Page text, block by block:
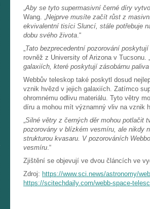
„Aby se tyto supermasivní černé díry
Wang. „Nejprve musíte začít růst z
ekvivalentní tisíci Sluncí, stále potřebuje
dobu svého života.“
„Tato bezprecedentní pozorování
rovněž z University of Arizona v Tucsonu. „
galaxiích, které poskytují zásobárnu
Webbův teleskop také poskytl dosud
vznik hvězd v jejich galaxiích. Zatímco
ohromnému odlivu materiálu. Tyto větry
díru a mohou mít významný vliv na vznik
„Silné větry z černých děr mohou potlačit
pozorovány v blízkém vesmíru, ale nikdy
strukturou kvasaru. V pozorováních
vesmíru.“
Zjištění se objevují ve dvou článcích ve
Zdroj: https://www.sci.news/astronomy/
https://scitechdaily.com/webb-space-